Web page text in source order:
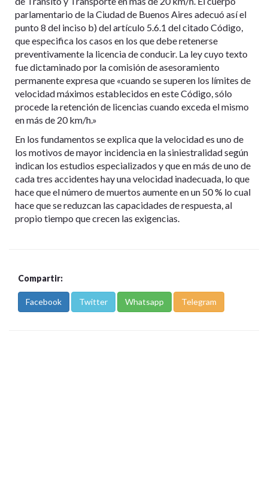
parlamentario de la Ciudad de Buenos Aires adecuó así el
punto 8 del inciso b) del artículo 5.6.1 del citado Código,
que especifica los casos en los que debe retenerse
preventivamente la licencia de conducir. La ley cuyo texto
fue dictaminado por la comisión de asesoramiento
permanente expresa que «cuando se superen los límites de
velocidad máximos establecidos en este Código, sólo
procede la retención de licencias cuando exceda el mismo
en más de 20 km/h.»
En los fundamentos se explica que la velocidad es uno de
los motivos de mayor incidencia en la siniestralidad según
indican los estudios especializados y que en más de uno de
cada tres accidentes hay una velocidad inadecuada, lo que
hace que el número de muertos aumente en un 50 % lo cual
hace que se reduzcan las capacidades de respuesta, al
propio tiempo que crecen las exigencias.
Compartir:
Facebook Twitter Whatsapp Telegram